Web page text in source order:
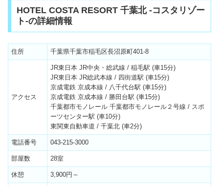
HOTEL COSTA RESORT 千葉北 -コスタリゾー
ト-の詳細情報
住所 千葉県千葉市稲毛区長沼原町401-8
アクセス
JR東日本 JR中央・総武線 / 稲毛駅 (車15分)
JR東日本 JR総武本線 / 四街道駅 (車15分)
京成電鉄 京成本線 / 八千代台駅 (車15分)
京成電鉄 京成本線 / 勝田台駅 (車15分)
千葉都市モノレール 千葉都市モノレール２号線 / スポ
ーツセンター駅 (車10分)
東関東自動車道 / 千葉北 (車2分)
電話番号 043-215-3000
部屋数 28室
休憩 3,900円～